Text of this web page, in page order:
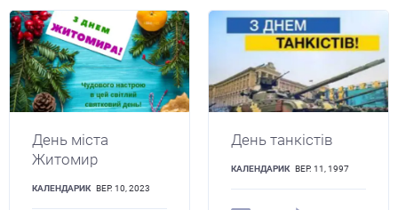
День міста
Житомир
КАЛЕНДАРИК ВЕР. 10, 2023
День танкістів
КАЛЕНДАРИК ВЕР. 11, 1997